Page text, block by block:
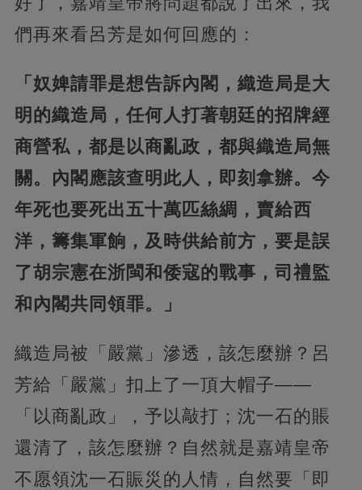
們再來看呂芳是如何回應的：
「奴婢請罪是想告訴內閣，織造局是大
明的織造局，任何人打著朝廷的招牌經
商營私，都是以商亂政，都與織造局無
關。內閣應該查明此人，即刻拿辦。今
年死也要死出五十萬匹絲綢，賣給西
洋，籌集軍餉，及時供給前方，要是誤
了胡宗憲在浙閩和倭寇的戰事，司禮監
和內閣共同領罪。」
織造局被「嚴黨」滲透，該怎麼辦？呂
芳給「嚴黨」扣上了一頂大帽子——
「以商亂政」，予以敲打；沈一石的賬
還清了，該怎麼辦？自然就是嘉靖皇帝
不愿領沈一石賑災的人情，自然要「即